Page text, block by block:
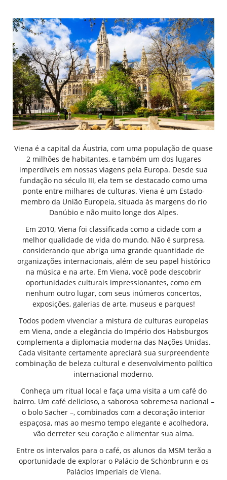
Viena é a capital da Áustria, com uma população de quase
2 milhões de habitantes, e também um dos lugares
imperdíveis em nossas viagens pela Europa. Desde sua
fundação no século III, ela tem se destacado como uma
ponte entre milhares de culturas. Viena é um Estado-
membro da União Europeia, situada às margens do rio
Danúbio e não muito longe dos Alpes.
Em 2010, Viena foi classificada como a cidade com a
melhor qualidade de vida do mundo. Não é surpresa,
considerando que abriga uma grande quantidade de
organizações internacionais, além de seu papel histórico
na música e na arte. Em Viena, você pode descobrir
oportunidades culturais impressionantes, como em
nenhum outro lugar, com seus inúmeros concertos,
exposições, galerias de arte, museus e parques!
Todos podem vivenciar a mistura de culturas europeias
em Viena, onde a elegância do Império dos Habsburgos
complementa a diplomacia moderna das Nações Unidas.
Cada visitante certamente apreciará sua surpreendente
combinação de beleza cultural e desenvolvimento político
internacional moderno.
Conheça um ritual local e faça uma visita a um café do
bairro. Um café delicioso, a saborosa sobremesa nacional –
o bolo Sacher –, combinados com a decoração interior
espaçosa, mas ao mesmo tempo elegante e acolhedora,
vão derreter seu coração e alimentar sua alma.
Entre os intervalos para o café, os alunos da MSM terão a
oportunidade de explorar o Palácio de Schönbrunn e os
Palácios Imperiais de Viena.